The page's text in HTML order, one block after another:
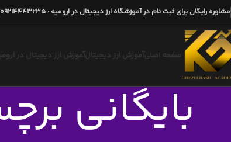
مشاوره رایگان برای ثبت نام در آموزشگاه ارز دیجیتال در ارومیه :
09214443235
صفحه اصلیآموزش ارز دیجیتالآموزش ارز دیجیتال در
بایگانی